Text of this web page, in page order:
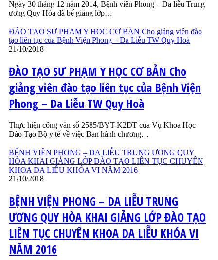
Ngày 30 tháng 12 năm 2014, Bệnh viện Phong – Da liễu Trung
ương Quy Hòa đã bế giảng lớp…
ĐÀO TẠO SƯ PHẠM Y HỌC CƠ BẢN Cho giảng viên đào
tạo liên tục của Bệnh Viện Phong – Da Liễu TW Quy Hoà
21/10/2018
ĐÀO TẠO SƯ PHẠM Y HỌC CƠ BẢN Cho
giảng viên đào tạo liên tục của Bệnh Viện
Phong – Da Liễu TW Quy Hoà
Thực hiện công văn số 2585/BYT-K2ĐT của Vụ Khoa Học
Đào Tạo Bộ y tế về việc Ban hành chương…
BỆNH VIỆN PHONG – DA LIỄU TRUNG ƯƠNG QUY
HÒA KHAI GIẢNG LỚP ĐÀO TẠO LIÊN TỤC CHUYÊN
KHOA DA LIỄU KHÓA VI NĂM 2016
21/10/2018
BỆNH VIỆN PHONG – DA LIỄU TRUNG
ƯƠNG QUY HÒA KHAI GIẢNG LỚP ĐÀO TẠO
LIÊN TỤC CHUYÊN KHOA DA LIỄU KHÓA VI
NĂM 2016